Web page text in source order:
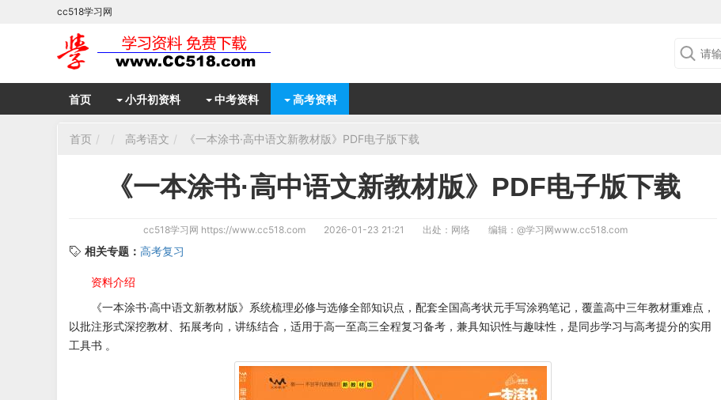
cc518学习网
首页 小升初资料 中考资料 高考资料
首页 高考语文 《一本涂书·高中语文新教材版》PDF电子版下载
《一本涂书·高中语文新教材版》PDF电子版下载
cc518学习网 https://www.cc518.com 2026-01-23 21:21 出处：网络 编辑： @学习网www.cc518.com
相关专题： 高考复习
资料介绍
《一本涂书·高中语文新教材版》系统梳理必修与选修全部知识点，配套全国高考状元手写涂鸦笔记，覆盖高中三年教材重难点，
以批注形式深挖教材、拓展考向，讲练结合，适用于高一至高三全程复习备考，兼具知识性与趣味性，是同步学习与高考提分的实用
工具书 。